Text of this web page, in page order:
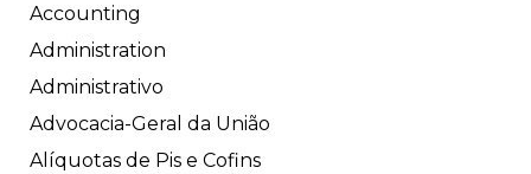
Accounting
Administration
Administrativo
Advocacia-Geral da União
Alíquotas de Pis e Cofins